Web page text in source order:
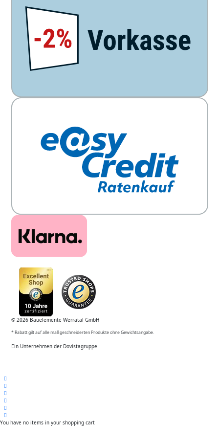
© 2026 Bauelemente Werratal GmbH
* Rabatt gilt auf alle maßgeschneiderten Produkte ohne Gewichtsangabe.
Ein Unternehmen der Dovistagruppe
You have no items in your shopping cart